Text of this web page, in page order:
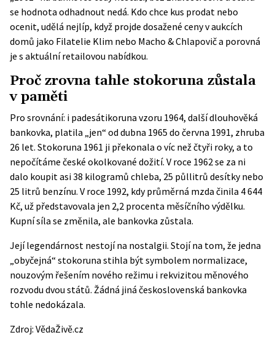
se hodnota odhadnout nedá. Kdo chce kus prodat nebo
ocenit, udělá nejlíp, když projde dosažené ceny v aukcích
domů jako Filatelie Klim nebo Macho & Chlapovič a porovná
je s aktuální retailovou nabídkou.
Proč zrovna tahle stokoruna zůstala
v paměti
Pro srovnání: i padesátikoruna vzoru 1964, další dlouhověká
bankovka, platila „jen“ od dubna 1965 do června 1991, zhruba
26 let. Stokoruna 1961 ji překonala o víc než čtyři roky, a to
nepočítáme české okolkované dožití. V roce 1962 se za ni
dalo koupit asi 38 kilogramů chleba, 25 půllitrů desítky nebo
25 litrů benzínu. V roce 1992, kdy průměrná mzda činila 4 644
Kč, už představovala jen 2,2 procenta měsíčního výdělku.
Kupní síla se změnila, ale bankovka zůstala.
Její legendárnost nestojí na nostalgii. Stojí na tom, že jedna
„obyčejná“ stokoruna stihla být symbolem normalizace,
nouzovým řešením nového režimu i rekvizitou měnového
rozvodu dvou států. Žádná jiná československá bankovka
tohle nedokázala.
Zdroj: VědaŽivě.cz